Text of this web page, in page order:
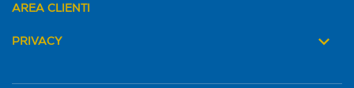
AREA CLIENTI
PRIVACY